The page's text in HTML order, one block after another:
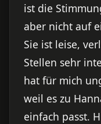
ist die
aber nicht auf
Sie ist leise,
Stellen sehr
hat für mich
weil es zu
einfach passt.